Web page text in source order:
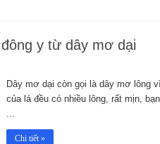
y từ dây mơ dại
Dây mơ dại còn gọi là dây mơ lông
của lá đều có nhiều lông, rất mịn,
...
Chi tiết »